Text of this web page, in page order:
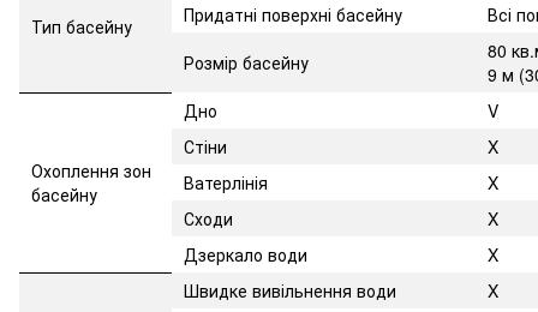
Тип басейну
Придатні поверхні басейну
Всі
Розмір басейну
80
9 м
Охоплення зон
басейну
Дно
V
Стіни
X
Ватерлінія
X
Сходи
X
Дзеркало води
X
Швидке вивільнення води
X